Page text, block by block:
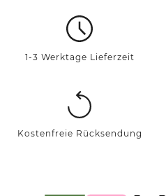
1-3 Werktage Lieferzeit
Kostenfreie Rücksendung